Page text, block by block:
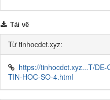
Tải về
Từ tinhocdct.xyz:
https://tinhocdct.xyz...T/DE-
TIN-HOC-SO-4.html